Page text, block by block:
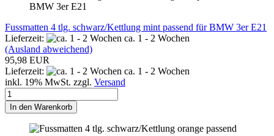
Fussmatten 4 tlg. schwarz/Kettlung mint passend für BMW 3er E21
Lieferzeit:
ca. 1 - 2 Wochen
(Ausland abweichend)
95,98 EUR
Lieferzeit:
ca. 1 - 2 Wochen
inkl. 19% MwSt. zzgl. Versand
In den Warenkorb